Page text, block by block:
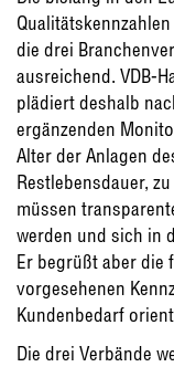
die drei
ausreichend. VDB-
plädiert deshalb
ergänzenden
Alter der Anlagen
Restlebensdauer,
müssen
werden und sich in
Er begrüßt aber die
vorgesehenen
Kundenbedarf
Die drei Verbände